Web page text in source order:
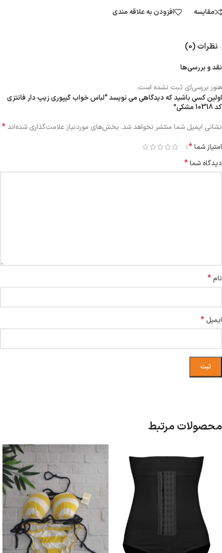
مقایسه
افزودن به علاقه مندی
نظرات (0)
نقد و بررسی‌ها
هنوز بررسی‌ای ثبت نشده است.
اولین کسی باشید که دیدگاهی می نویسد “لباس خواب گیپوری زیپ دار فانتزی
کد 10318 مشکی”
نشانی ایمیل شما منتشر نخواهد شد. بخش‌های موردنیاز علامت‌گذاری شده‌اند*
امتیاز شما*
دیدگاه شما*
نام*
ایمیل *
محصولات مرتبط